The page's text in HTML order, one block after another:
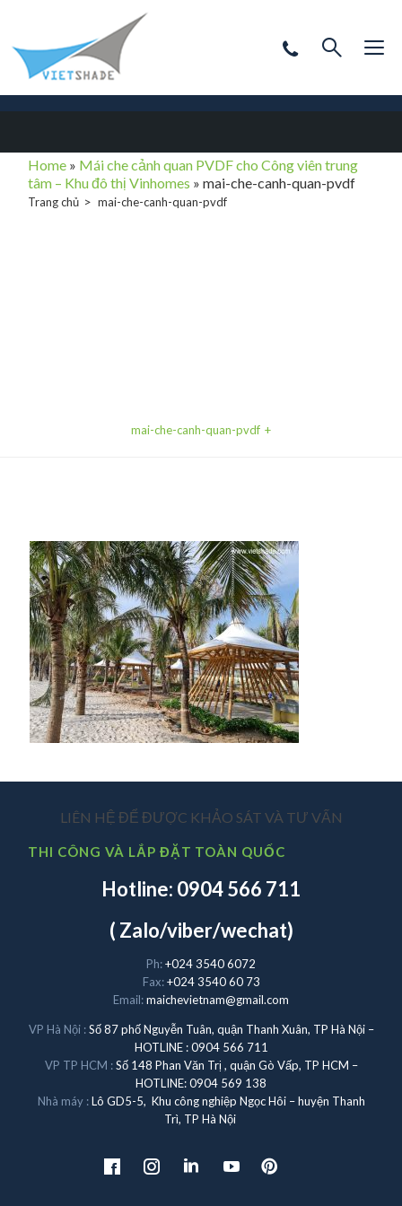
Home » Mái che cảnh quan PVDF cho Công viên trung
tâm – Khu đô thị Vinhomes »mai-che-canh-quan-pvdf
Trang chủ mai-che-canh-quan-pvdf
mai-che-canh-quan-pvdf
LIÊN HỆ ĐỂ ĐƯỢC KHẢO SÁT VÀ TƯ VẤN
THI CÔNG VÀ LẮP ĐẶT TOÀN QUỐC
Hotline: 0904 566 711
( Zalo/viber/wechat)
Ph:+024 3540 6072
Fax:+024 3540 60 73
Email:maichevietnam@gmail.com
VP Hà Nội :Số 87 phố Nguyễn Tuân, quận Thanh Xuân, TP Hà Nội –
HOTLINE : 0904 566 711
VP TP HCM :Số 148 Phan Văn Trị , quận Gò Vấp, TP HCM –
HOTLINE: 0904 569 138
Nhà máy :Lô GD5-5, Khu công nghiệp Ngọc Hôi – huyện Thanh
Trì, TP Hà Nội